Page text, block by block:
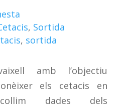
, Sortida
, sortida
amb l’objectiu
els cetacis en
dades dels